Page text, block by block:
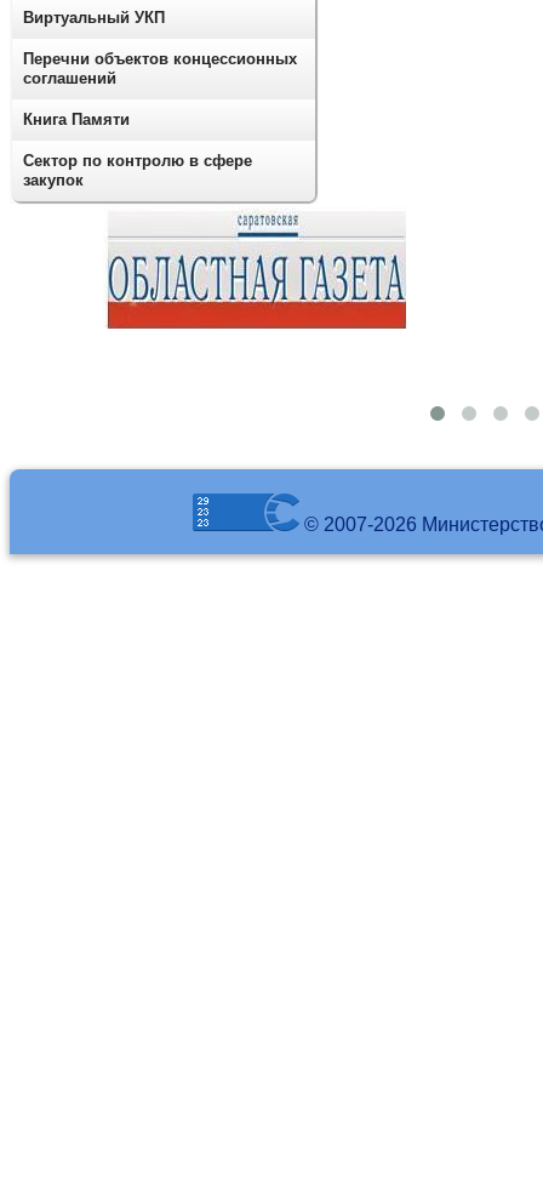
Виртуальный УКП
Перечни объектов концессионных
соглашений
Книга Памяти
Сектор по контролю в сфере
закупок
© 2007-2026